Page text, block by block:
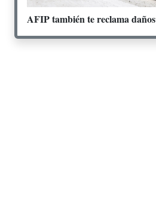
AFIP también te reclama daños